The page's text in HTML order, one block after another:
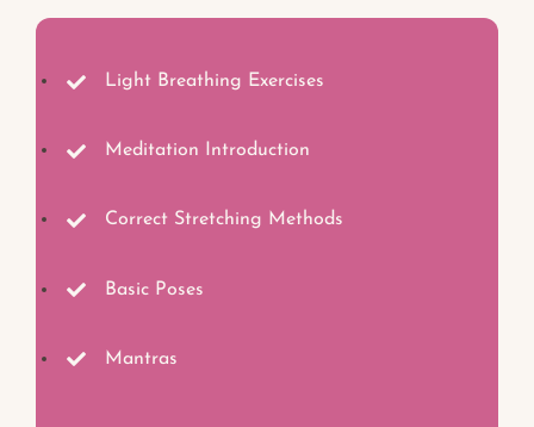
Light Breathing Exercises
Meditation Introduction
Correct Stretching Methods
Basic Poses
Mantras